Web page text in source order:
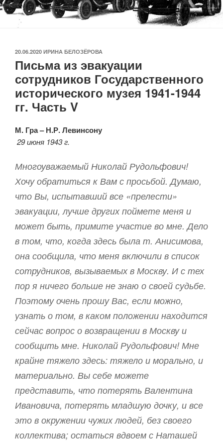
ОПУБЛИКОВАНО
20.06.2020 ИРИНА БЕЛОЗЁРОВА
Письма из эвакуации
сотрудников Государственного
исторического музея 1941-1944
гг. Часть V
М. Гра– Н.Р. Левинсону
29 июня 1943 г.
Многоуважаемый Николай Рудольфович!
Хочу обратиться к Вам с просьбой. Думаю,
что Вы, испытавший все «прелести»
эвакуации, лучше других поймете меня и
может быть, примите участие во мне. Дело
в том, что, когда здесь была т. Анисимова,
она сообщила, что меня включили в список
сотрудников, вызываемых в Москву. И с тех
пор я ничего больше не знаю о своей судьбе.
Поэтому очень прошу Вас, если можно,
узнать о том, в каком положении находится
сейчас вопрос о возвращении в Москву и
сообщить мне. Николай Рудольфович! Мне
крайне тяжело здесь: тяжело и морально, и
материально. Вы себе можете
представить, что потерять Валентина
Ивановича, потерять младшую дочку, и все
это в окружении чужих людей, без своего
коллектива; остаться вдвоем с Наташей